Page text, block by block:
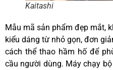
Kaitashi
Mẫu mã sản phẩm đẹp mắt,
kiểu dáng từ nhỏ gọn, đơn
cách thể thao hầm hố để
cầu người dùng. Máy chạy bộ